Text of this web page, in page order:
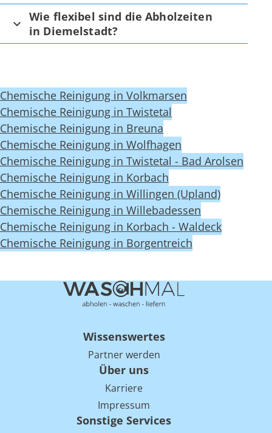
Wie flexibel sind die Abholzeiten
in Diemelstadt?
Chemische Reinigung in Volkmarsen
Chemische Reinigung in Twistetal
Chemische Reinigung in Breuna
Chemische Reinigung in Wolfhagen
Chemische Reinigung in Twistetal - Bad Arolsen
Chemische Reinigung in Korbach
Chemische Reinigung in Willingen (Upland)
Chemische Reinigung in Willebadessen
Chemische Reinigung in Korbach - Waldeck
Chemische Reinigung in Borgentreich
Wissenswertes
Partner werden
Über uns
Karriere
Impressum
Sonstige Services